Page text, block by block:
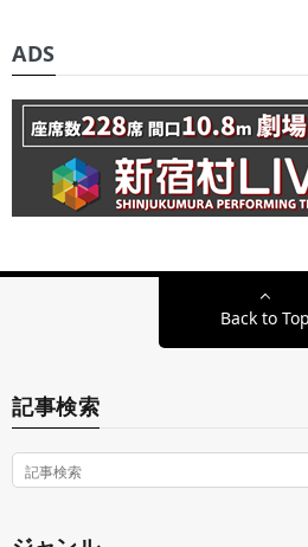
ADS
Back to Top
記事検索